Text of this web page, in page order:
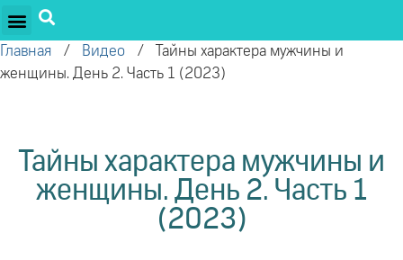
Главная / Видео /
Тайны характера мужчины и
женщины. День 2. Часть 1 (2023)
Тайны характера мужчины и
женщины. День 2. Часть 1
(2023)